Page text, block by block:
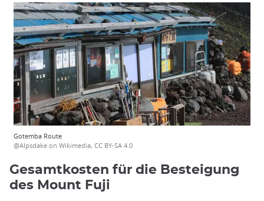
Gotemba Route
@Alpsdake on Wikimedia, CC BY-SA 4.0
Gesamtkosten für die Besteigung
des Mount Fuji